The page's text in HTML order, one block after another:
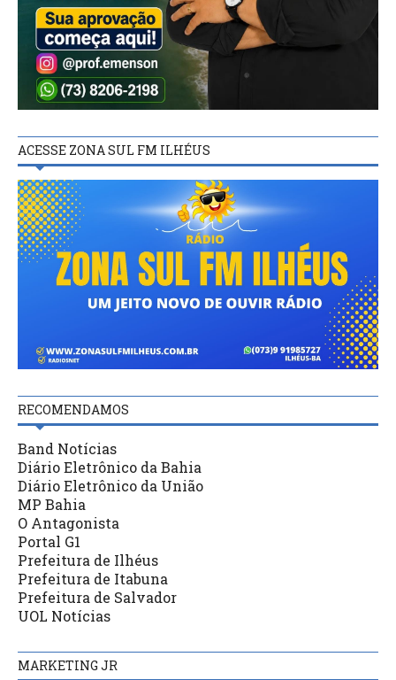
ACESSE ZONA SUL FM ILHÉUS
RECOMENDAMOS
Band Notícias
Diário Eletrônico da Bahia
Diário Eletrônico da União
MP Bahia
O Antagonista
Portal G1
Prefeitura de Ilhéus
Prefeitura de Itabuna
Prefeitura de Salvador
UOL Notícias
MARKETING JR